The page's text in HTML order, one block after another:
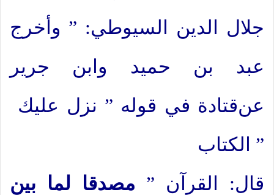
جلال الدين السيوطي: ” وأخرج
عبد بن حميد وابن جرير
عنقتادة في قوله ” نزل عليك
الكتاب ”
قال: القرآن ” مصدقا لما بين